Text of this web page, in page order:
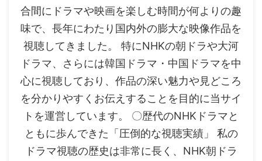
合間にドラマや映画を楽しむ時間が何よりの趣
味で、長年にわたり国内外の膨大な映像作品を
視聴してきました。 特にNHKの朝ドラや大河
ドラマ、さらには韓国ドラマ・中国ドラマを中
心に視聴しており、作品の深い魅力や見どころ
を分かりやすくお伝えすることを目的に当サイ
トを運営しています。 〇歴代のNHKドラマと
ともに歩んできた「圧倒的な視聴実績」 私の
ドラマ視聴の歴史は非常に長く、NHK朝ドラ